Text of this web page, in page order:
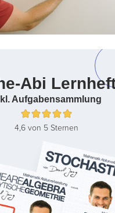
Abi
Aufgabensammlung
4,6 von 5 Sternen